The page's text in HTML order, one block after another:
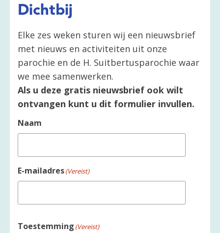
Dichtbij
Elke zes weken sturen wij een nieuwsbrief
met nieuws en activiteiten uit onze
parochie en de H. Suitbertusparochie waar
we mee samenwerken.
Als u deze gratis nieuwsbrief ook wilt
ontvangen kunt u dit formulier invullen.
Naam
E-mailadres(Vereist)
Toestemming (Vereist)